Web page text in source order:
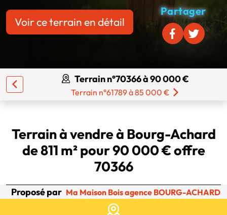
Voir ce terrain en détail
Partager
Terrain n°70366 à 90 000 €
Terrain n°61789 à 85 000 €
Terrain à vendre à Bourg-Achard
de 811 m² pour 90 000 € offre
70366
Proposé par Ma Maison Bois agence BOURG-ACHARD